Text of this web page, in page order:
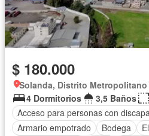
$ 180.000
Solanda, Distrito
4 Dormitorios
3,5 Baños
Acceso para personas con
Armario empotrado
Bodega